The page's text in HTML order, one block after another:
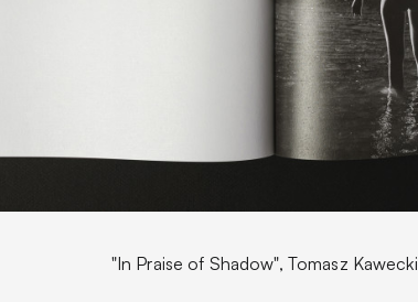
"In Praise of Shadow", Tomasz Kawecki